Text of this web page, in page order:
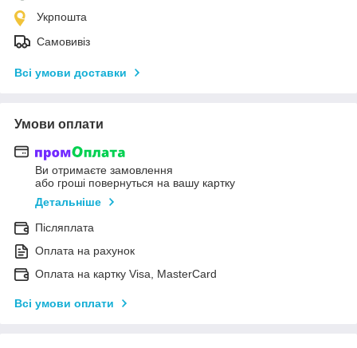
Укрпошта
Самовивіз
Всі умови доставки
Умови оплати
Ви отримаєте замовлення
або гроші повернуться на вашу картку
Детальніше
Післяплата
Оплата на рахунок
Оплата на картку Visa, MasterCard
Всі умови оплати